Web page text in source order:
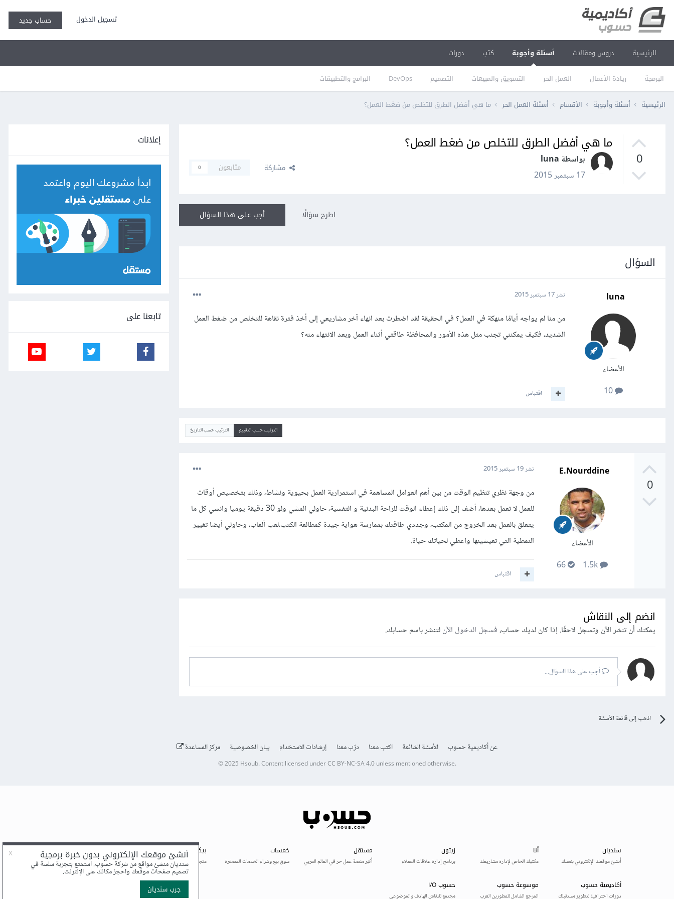
تسجيل الدخول حساب جديد
الرئيسية دروس ومقالات أسئلة وأجوبة
البرمجة ريادة الأعمال العمل الحر التسويق والمبيعات التصميم DevOps البرامج والتطبيقات
كتب دورات
الرئيسية أسئلة وأجوبة الأقسام أسئلة العمل الحر ما هي أفضل الطرق للتخلص من ضغط العمل؟
0
ما هي أفضل الطرق للتخلص من ضغط العمل؟
بواسطة luna
17 سبتمبر 2015
مشاركة متابعون 0
أجب على هذا السؤال اطرح سؤالًا
السؤال
luna
الأعضاء
نشر17 سبتمبر 2015
من منا لم يواجه أيامًا منهكة في العمل؟ في الحقيقة لقد اضطرت بعد انهاء آخر مشاريعي إلى أخذ فترة نقاهة للتخلص من ضغط العمل
الشديد، فكيف يمكنني تجنب مثل هذه الأمور والمحافظة طاقتي أثناء العمل وبعد الانتهاء منه؟
اقتباس
الترتيب حسب التقييم الترتيب حسب التاريخ
0
E.Nourddine
الأعضاء
نشر19 سبتمبر 2015
من وجهة نظري تنظيم الوقت من بين أهم العوامل المساهمة في استمرارية العمل بحيوية ونشاط، وذلك بتخصيص أوقات
للعمل لا تعمل بعدها، أضف إلى ذلك إعطاء الوقت للراحة البدنية و التفسية، حاولي المشي ولو 30 دقيقة يوميا وانسي كل ما
يتعلق بالعمل بعد الخروج من المكتب، وجددي طاقتك بممارسة هواية جيدة كمطالعة الكتب،لعب ألعاب، وحاولي أيضا تغيير
النمطية التي تعيشينها واعطي لحياتك حياة.
اقتباس
انضم إلى النقاش
يمكنك أن تنشر الآن وتسجل لاحقًا. إذا كان لديك حساب،فسجل الدخول الآنلتنشر باسم حسابك.
أجب على هذا السؤال...
اذهب إلى قائمة الأسئلة
إعلانات
تابعنا على
عن أكاديمية حسوب الأسئلة الشائعة اكتب معنا درّب معنا إرشادات الاستخدام بيان الخصوصية مركز المساعدة
© 2025 Hsoub.Content licensed underCC BY-NC-SA 4.0unless mentioned otherwise.